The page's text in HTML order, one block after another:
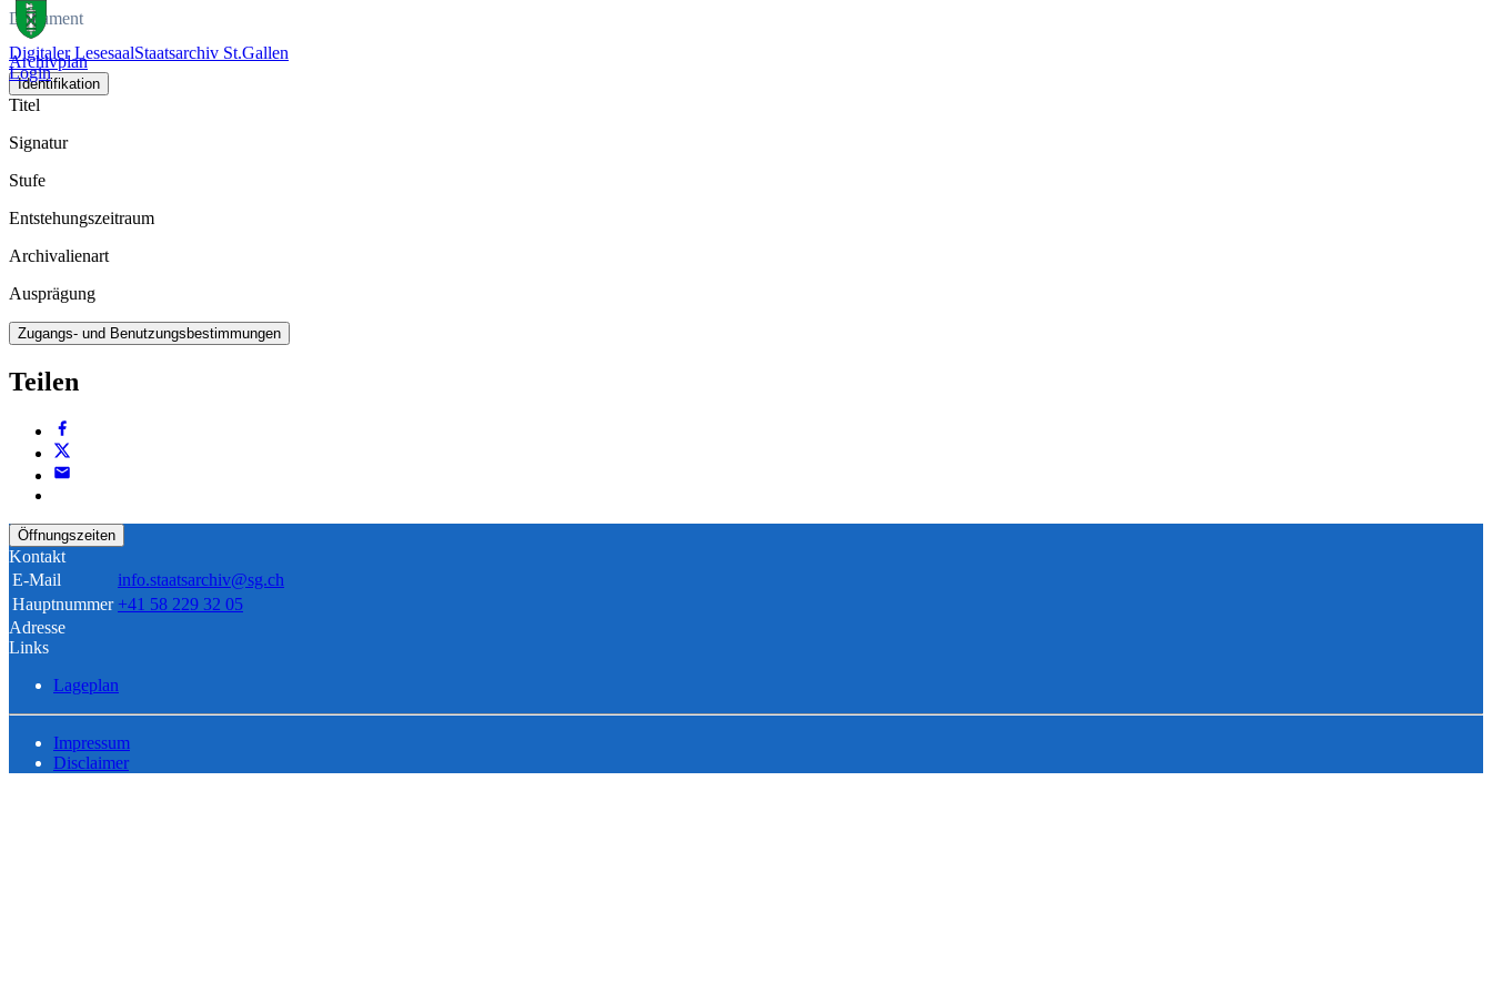
Digitaler LesesaalStaatsarchiv St.Gallen
Login
Dokument
Archivplan
Identifikation
Titel
Signatur
Stufe
Entstehungszeitraum
Archivalienart
Ausprägung
Zugangs- und Benutzungsbestimmungen
Teilen
Öffnungszeiten
Kontakt
E-Mail
info.staatsarchiv@sg.ch
Hauptnummer +41 58 229 32 05
Adresse
Links
Lageplan
Impressum
Disclaimer